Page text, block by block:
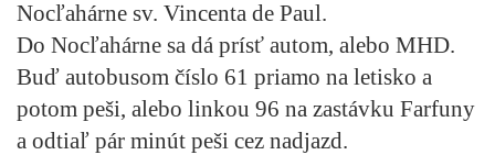
Nocľahárne sv. Vincenta de Paul.
Do Nocľahárne sa dá prísť autom, alebo MHD.
Buď autobusom číslo 61 priamo na letisko a
potom peši, alebo linkou 96 na zastávku Farfuny
a odtiaľ pár minút peši cez nadjazd.